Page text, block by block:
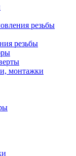
резьбы
резьбы
монтажки